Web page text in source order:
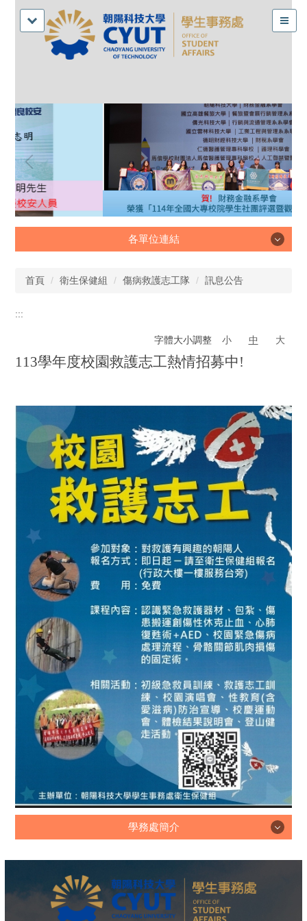
各單位連結
各單位連結
校安暨軍訓室
原住民族學生資源中心
衛生保健組
服務學習組
學生發展中心
特殊教育資源中心
住宿服務組
首頁 衛生保健組 傷病救護志工隊 訊息公告
:::
字體大小調整 小 中 大
113學年度校園救護志工熱情招募中!
學務處簡介
學務處簡介
學務榮譽榜